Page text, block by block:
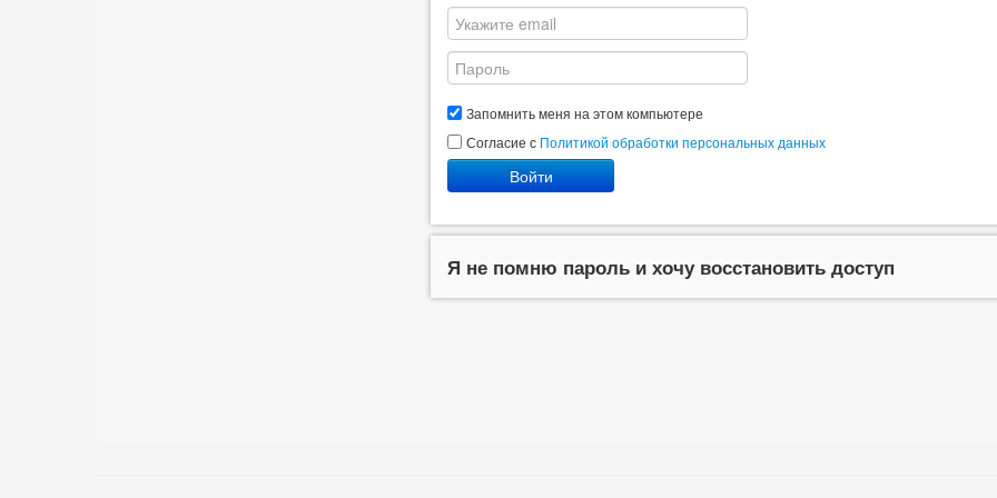
Запомнить меня на этом компьютере
Согласие с Политикой обработки персональных данных
Войти
Я не помню пароль и хочу восстановить доступ